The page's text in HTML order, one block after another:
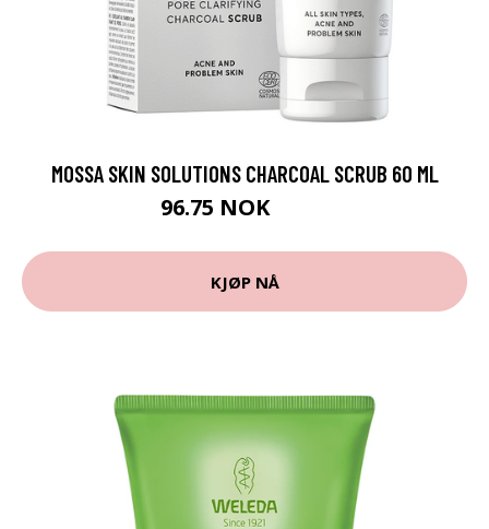
MOSSA SKIN SOLUTIONS CHARCOAL SCRUB 60 ML
96.75 NOK
KJØP NÅ